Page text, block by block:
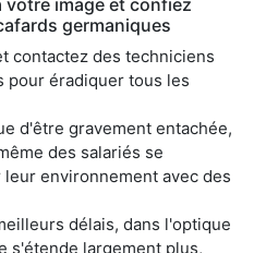
germaniques
contactez des techniciens
pour éradiquer tous les
d'être gravement entachée,
des salariés se
environnement avec des
délais, dans l'optique
s'étende largement plus,